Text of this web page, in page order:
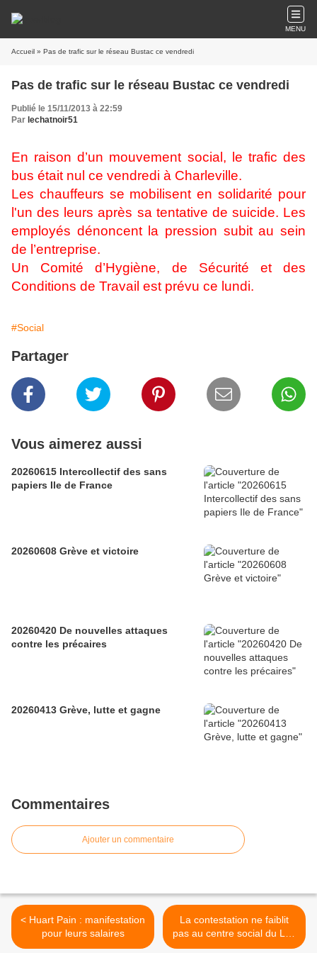
MENU
Accueil » Pas de trafic sur le réseau Bustac ce vendredi
Pas de trafic sur le réseau Bustac ce vendredi
Publié le 15/11/2013 à 22:59
Par lechatnoir51
En raison d’un mouvement social, le trafic des
bus était nul ce vendredi à Charleville.
Les chauffeurs se mobilisent en solidarité pour
l'un des leurs après sa tentative de suicide. Les
employés dénoncent la pression subit au sein
de l’entreprise.
Un Comité d’Hygiène, de Sécurité et des
Conditions de Travail est prévu ce lundi.
#Social
Partager
Vous aimerez aussi
20260615 Intercollectif des sans
papiers Ile de France
20260608 Grève et victoire
20260420 De nouvelles attaques
contre les précaires
20260413 Grève, lutte et gagne
Commentaires
Ajouter un commentaire
< Huart Pain : manifestation
pour leurs salaires
La contestation ne faiblit
pas au centre social du Lac
>